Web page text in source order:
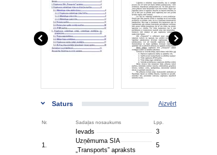
Saturs Aizvērt
Nr. Sadaļas nosaukums Lpp.
Ievads
3
1.
Uzņēmuma SIA
„Transports” apraksts
5